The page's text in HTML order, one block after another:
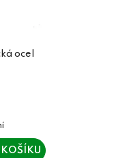
ocel
KOŠÍKU